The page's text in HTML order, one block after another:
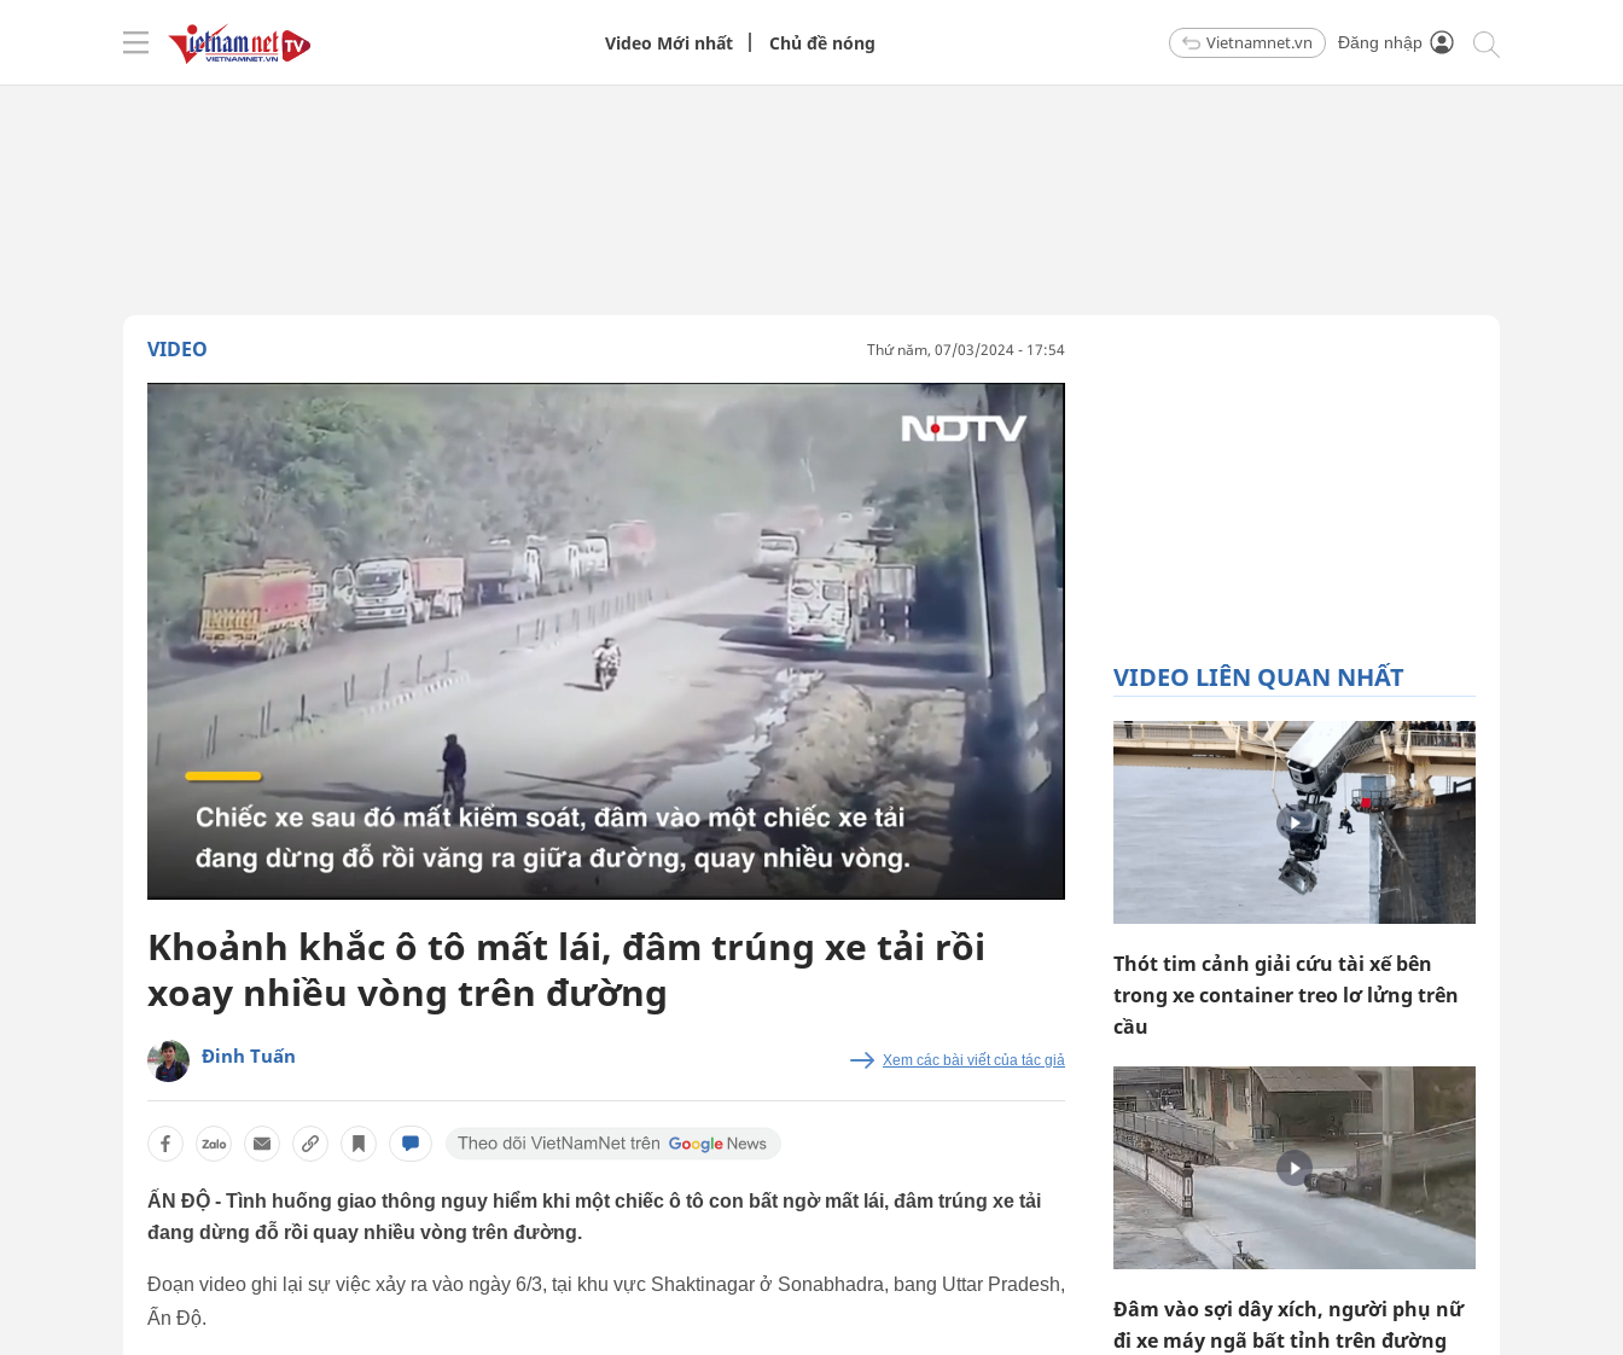
Video Mới nhất Chủ đề nóng Vietnamnet.vn Đăng nhập
VIDEO thứ năm, 07/03/2024 - 17:54
Khoảnh khắc ô tô mất lái, đâm trúng xe tải rồi
xoay nhiều vòng trên đường
Đinh Tuấn Xem các bài viết của tác giả
ẤN ĐỘ - Tình huống giao thông nguy hiểm khi một chiếc ô tô con bất ngờ mất lái, đâm trúng xe tải
đang dừng đỗ rồi quay nhiều vòng trên đường.
Đoạn video ghi lại sự việc xảy ra vào ngày 6/3, tại khu vực Shaktinagar ở Sonabhadra, bang Uttar Pradesh,
Ấn Độ.
VIDEO LIÊN QUAN NHẤT
Thót tim cảnh giải cứu tài xế bên
trong xe container treo lơ lửng trên
cầu
Đâm vào sợi dây xích, người phụ nữ
đi xe máy ngã bất tỉnh trên đường